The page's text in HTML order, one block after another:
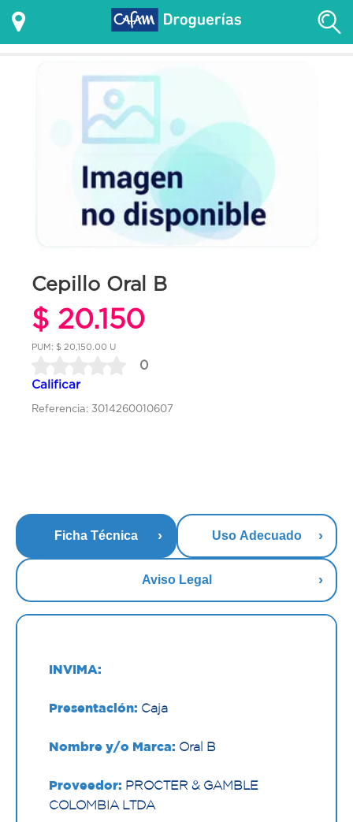
Cepillo Oral B
$ 20.150
PUM: $ 20,150.00 U
0
Calificar
Referencia: 3014260010607
Ficha Técnica Uso Adecuado
Aviso Legal
INVIMA:
Presentación: Caja
Nombre y/o Marca: Oral B
Proveedor: PROCTER & GAMBLE
COLOMBIA LTDA